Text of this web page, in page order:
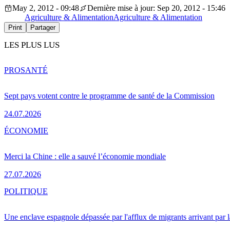
May 2, 2012 - 09:48
Dernière mise à jour: Sep 20, 2012 - 15:46
Agriculture & AlimentationAgriculture & Alimentation
Print Partager
LES PLUS LUS
Sept pays votent contre le programme de santé de la Commission
24.07.2026
PROSANTÉ
Merci la Chine : elle a sauvé l’économie mondiale
27.07.2026
ÉCONOMIE
Une enclave espagnole dépassée par l'afflux de migrants arrivant par
POLITIQUE